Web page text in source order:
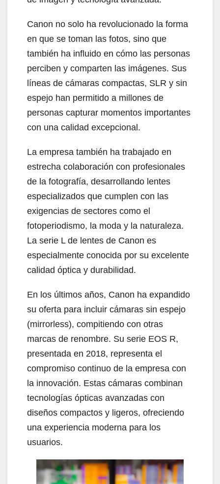
Canon no solo ha revolucionado la forma
en que se toman las fotos, sino que
también ha influido en cómo las personas
perciben y comparten las imágenes. Sus
líneas de cámaras compactas, SLR y sin
espejo han permitido a millones de
personas capturar momentos importantes
con una calidad excepcional.
La empresa también ha trabajado en
estrecha colaboración con profesionales
de la fotografía, desarrollando lentes
especializados que cumplen con las
exigencias de sectores como el
fotoperiodismo, la moda y la naturaleza.
La serie L de lentes de Canon es
especialmente conocida por su excelente
calidad óptica y durabilidad.
En los últimos años, Canon ha expandido
su oferta para incluir cámaras sin espejo
(mirrorless), compitiendo con otras
marcas de renombre. Su serie EOS R,
presentada en 2018, representa el
compromiso continuo de la empresa con
la innovación. Estas cámaras combinan
tecnologías ópticas avanzadas con
diseños compactos y ligeros, ofreciendo
una experiencia moderna para los
usuarios.